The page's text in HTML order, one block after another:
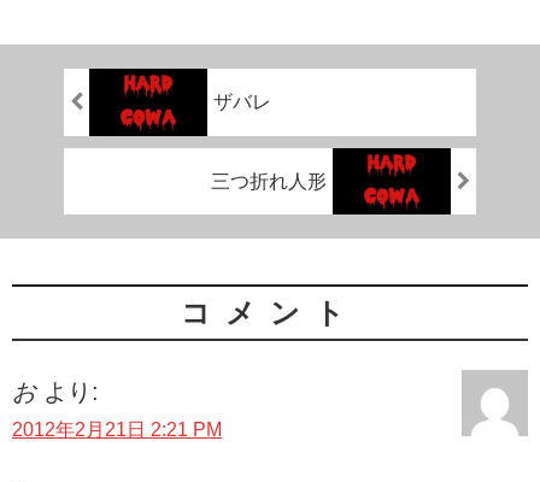
ザバレ
三つ折れ人形
コメント
お より:
2012年2月21日 2:21 PM